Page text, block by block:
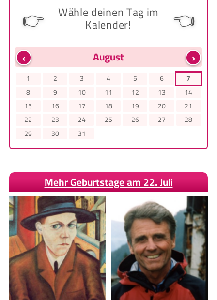
👉 Wähle deinen Tag im
Kalender! 👈
‹ ›
August
1 2 3 4 5 6
7
8
9 10 11 12 13
14
15
16 17 18 19 20
21
22
23 24 25 26 27
28
29
30 31
Mehr Geburtstage am 22. Juli